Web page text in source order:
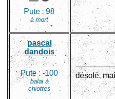
Pute : 98
à mort
pascal
dandois
Pute : -100
balai à
chiottes
désolé,